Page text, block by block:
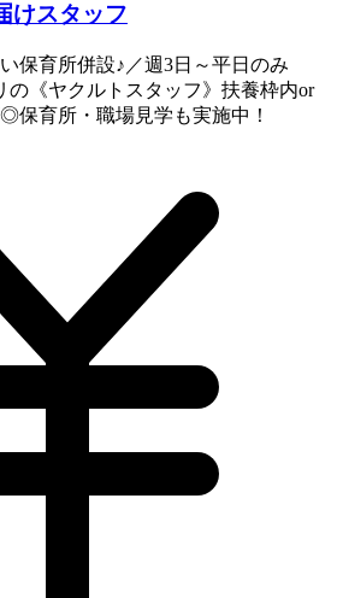
けスタッフ
保育所併設♪／週3日～平日のみ
の《ヤクルトスタッフ》扶養枠内or
保育所・職場見学も実施中！